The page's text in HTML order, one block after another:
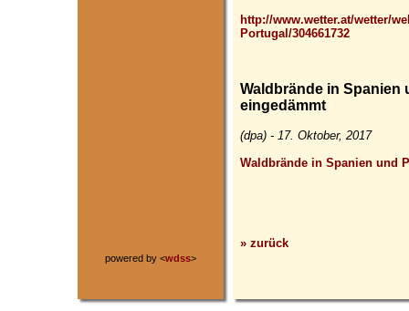
powered by <wdss>
http://www.wetter.at/wetter/
Portugal/304661732
Waldbrände in Spanien
eingedämmt
(dpa) - 17. Oktober, 2017
Waldbrände in Spanien und
» zurück